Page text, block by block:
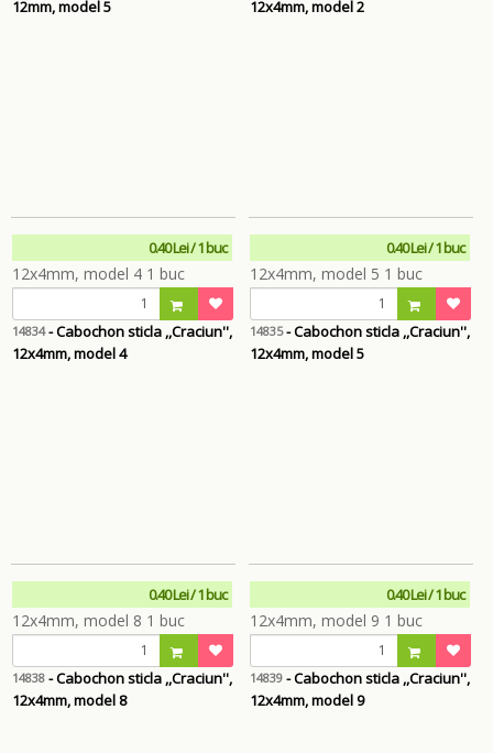
12mm, model 5
12x4mm, model 2
0.40 Lei / 1 buc
14834- Cabochon sticla ,,Craciun'',
12x4mm, model 4
0.40 Lei / 1 buc
14835- Cabochon sticla ,,Craciun'',
12x4mm, model 5
0.40 Lei / 1 buc
14838 - Cabochon sticla ,,Craciun'',
12x4mm, model 8
0.40 Lei / 1 buc
14839- Cabochon sticla ,,Craciun'',
12x4mm, model 9